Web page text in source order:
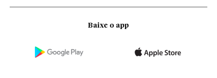
Baixe o app